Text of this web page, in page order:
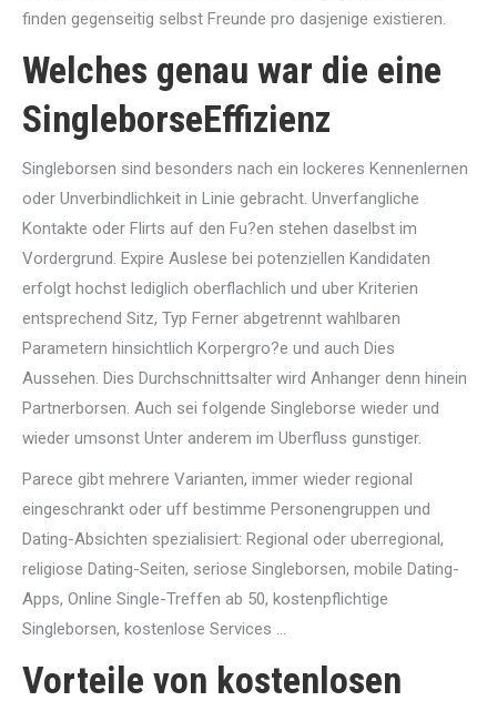
finden gegenseitig selbst Freunde pro dasjenige existieren.
Welches genau war die eine
SingleborseEffizienz
Singleborsen sind besonders nach ein lockeres Kennenlernen
oder Unverbindlichkeit in Linie gebracht. Unverfangliche
Kontakte oder Flirts auf den Fu?en stehen daselbst im
Vordergrund. Expire Auslese bei potenziellen Kandidaten
erfolgt hochst lediglich oberflachlich und uber Kriterien
entsprechend Sitz, Typ Ferner abgetrennt wahlbaren
Parametern hinsichtlich Korpergro?e und auch Dies
Aussehen. Dies Durchschnittsalter wird Anhanger denn hinein
Partnerborsen. Auch sei folgende Singleborse wieder und
wieder umsonst Unter anderem im Uberfluss gunstiger.
Parece gibt mehrere Varianten, immer wieder regional
eingeschrankt oder uff bestimme Personengruppen und
Dating-Absichten spezialisiert: Regional oder uberregional,
religiose Dating-Seiten, seriose Singleborsen, mobile Dating-
Apps, Online Single-Treffen ab 50, kostenpflichtige
Singleborsen, kostenlose Services …
Vorteile von kostenlosen